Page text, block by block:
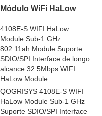
Módulo WiFi HaLow
4108E-S WIFI HaLow
Module Sub-1 GHz
802.11ah Module Suporte
SDIO/SPI Interface de longo
alcance 32.5Mbps WIFI
HaLow Module
QOGRISYS 4108E-S WIFI
HaLow Module Sub-1 GHz
Suporte SDIO/SPI Interface